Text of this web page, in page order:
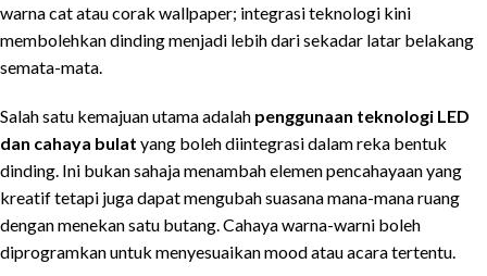
warna cat atau corak wallpaper; integrasi teknologi kini
membolehkan dinding menjadi lebih dari sekadar latar belakang
semata-mata.
Salah satu kemajuan utama adalah penggunaan teknologi LED
dan cahaya bulat yang boleh diintegrasi dalam reka bentuk
dinding. Ini bukan sahaja menambah elemen pencahayaan yang
kreatif tetapi juga dapat mengubah suasana mana-mana ruang
dengan menekan satu butang. Cahaya warna-warni boleh
diprogramkan untuk menyesuaikan mood atau acara tertentu.